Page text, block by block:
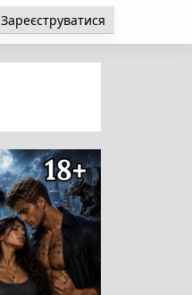
Зареєструватися